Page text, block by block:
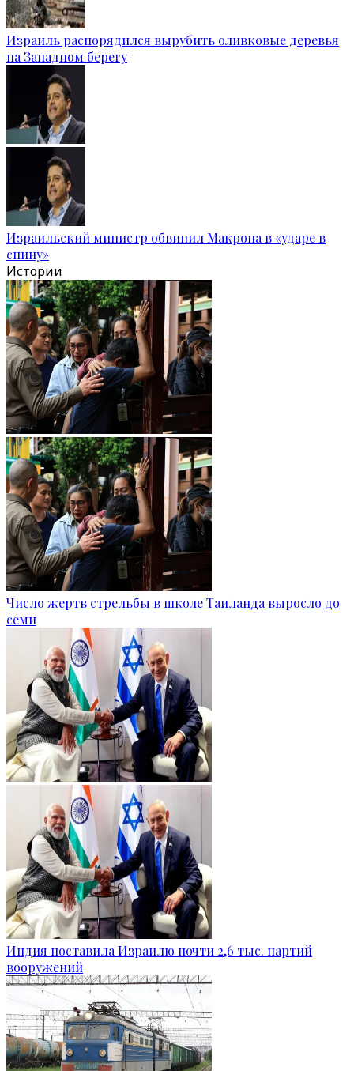
Израиль распорядился вырубить оливковые деревья
на Западном берегу
Израильский министр обвинил Макрона в «ударе в
спину»
Истории
Число жертв стрельбы в школе Таиланда выросло до
семи
Индия поставила Израилю почти 2,6 тыс. партий
вооружений